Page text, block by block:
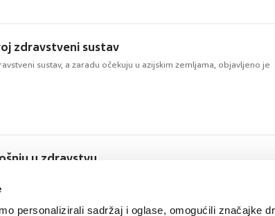
personalizirali sadržaj i oglase, omogućili značajke
zdravstveni sustav
sustav, a zaradu očekuju u azijskim zemljama, objavljeno je
u zdravstvu
Europske unije.